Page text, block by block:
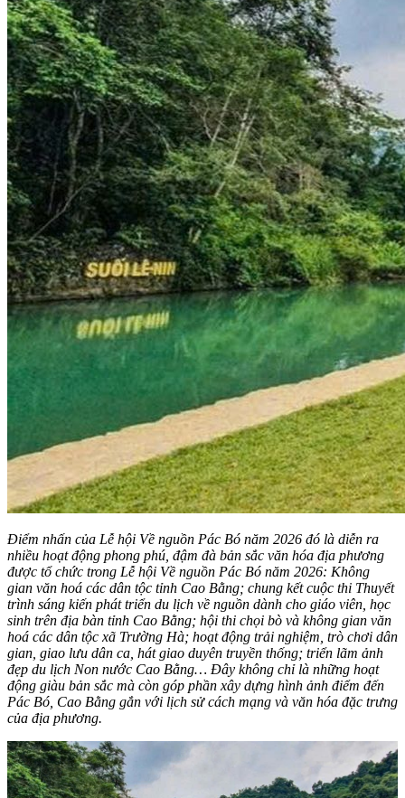
Điểm nhấn của Lễ hội Về nguồn Pác Bó năm 2026 đó là diễn ra
nhiều hoạt động phong phú, đậm đà bản sắc văn hóa địa phương
được tổ chức trong Lễ hội Về nguồn Pác Bó năm 2026: Không
gian văn hoá các dân tộc tỉnh Cao Bằng; chung kết cuộc thi Thuyết
trình sáng kiến phát triển du lịch về nguồn dành cho giáo viên, học
sinh trên địa bàn tỉnh Cao Bằng; hội thi chọi bò và không gian văn
hoá các dân tộc xã Trường Hà; hoạt động trải nghiệm, trò chơi dân
gian, giao lưu dân ca, hát giao duyên truyền thống; triển lãm ảnh
đẹp du lịch Non nước Cao Bằng… Đây không chỉ là những hoạt
động giàu bản sắc mà còn góp phần xây dựng hình ảnh điểm đến
Pác Bó, Cao Bằng gắn với lịch sử cách mạng và văn hóa đặc trưng
của địa phương.